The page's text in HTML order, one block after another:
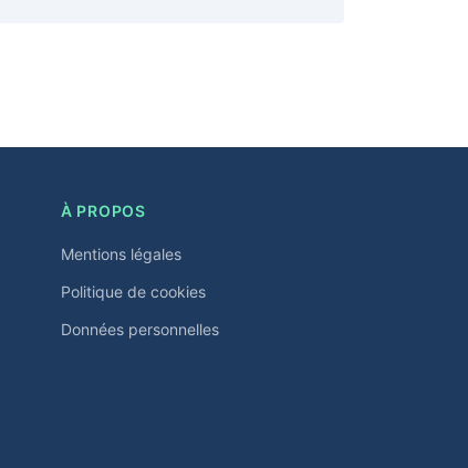
À PROPOS
Mentions légales
Politique de cookies
Données personnelles